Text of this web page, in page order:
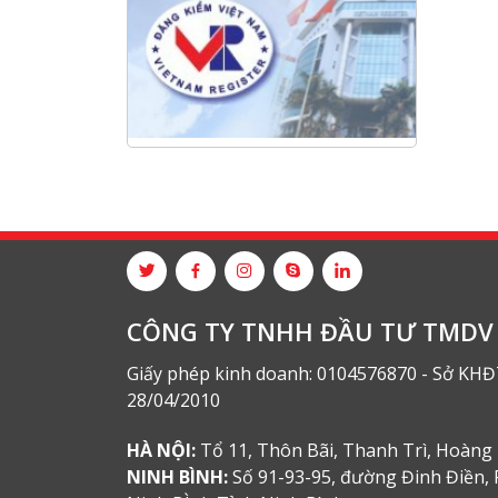
2025 và triển khai nhiệm vụ năm
2026 do chi hội tàu du lịch Hạ
Long
NANIBI khai trương văn phòng
Ninh Bình & kỷ niệm 15 năm phát
Đông tổ chức Hội nghị đối tác
toàn cầu tại Jakarta
CÔNG TY TNHH ĐẦU TƯ
Giấy phép kinh doanh: 0104576870 - Sở
28/04/2010
HÀ NỘI: Tổ 11, Thôn Bãi, Thanh Trì, Hoàng
NINH BÌNH:Số 91-93-95, đường Đinh Điền,